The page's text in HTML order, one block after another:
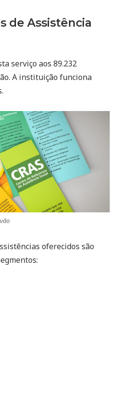
de Assistência
serviço aos 89.232
A instituição funciona
oferecidos são